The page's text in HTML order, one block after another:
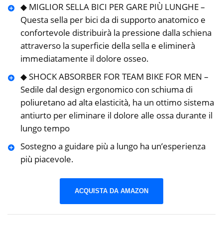
◆ MIGLIOR SELLA BICI PER GARE PIÙ LUNGHE –
Questa sella per bici da di supporto anatomico e
confortevole distribuirà la pressione dalla schiena
attraverso la superficie della sella e eliminerà
immediatamente il dolore osseo.
◆ SHOCK ABSORBER FOR TEAM BIKE FOR MEN –
Sedile dal design ergonomico con schiuma di
poliuretano ad alta elasticità, ha un ottimo sistema
antiurto per eliminare il dolore alle ossa durante il
lungo tempo
Sostegno a guidare più a lungo ha un’esperienza
più piacevole.
ACQUISTA DA AMAZON